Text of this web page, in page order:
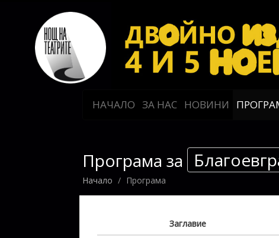
НАЧАЛО ЗА НАС НОВИНИ
Програма за
Начало Програма
Заглавие